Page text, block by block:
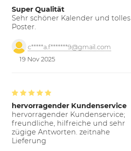
Super Qualität
Sehr schöner Kalender und tolles
Poster.
c*****a.f*******9@gmail.com
19 Nov 2025
hervorragender Kundenservice
hervorragender Kundenservice;
freundliche, hilfreiche und sehr
zügige Antworten. zeitnahe
Lieferung